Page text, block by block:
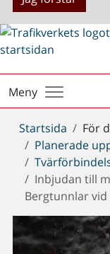
Meny
Du
är
här:
Startsida För
Planerade
Inbjudan till
Bergtunnlar vid